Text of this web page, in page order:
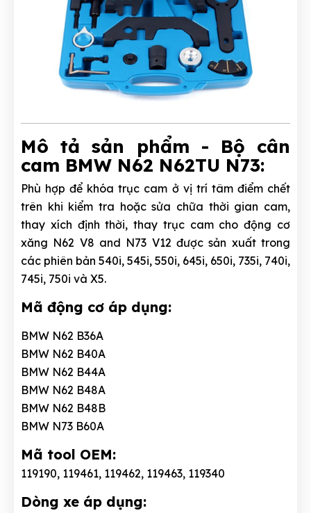
Mô tả sản phẩm - Bộ cân
cam BMW N62 N62TU N73:
Phù hợp để khóa trục cam ở vị trí tâm điểm chết
trên khi kiểm tra hoặc sửa chữa thời gian cam,
thay xích định thời, thay trục cam cho động cơ
xăng N62 V8 and N73 V12 được sản xuất trong
các phiên bản 540i, 545i, 550i, 645i, 650i, 735i, 740i,
745i, 750i và X5.
Mã động cơ áp dụng:
BMW N62 B36A
BMW N62 B40A
BMW N62 B44A
BMW N62 B48A
BMW N62 B48B
BMW N73 B60A
Mã tool OEM:
119190, 119461, 119462, 119463, 119340
Dòng xe áp dụng: